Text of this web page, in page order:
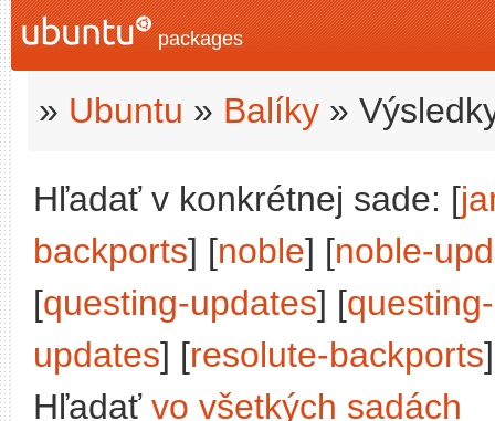
packages
» Ubuntu » Balíky »
Hľadať v konkrétnej sade: [
backports] [noble] [noble-
[questing-updates] [
updates] [resolute-backports
Hľadať vo všetkých sadách